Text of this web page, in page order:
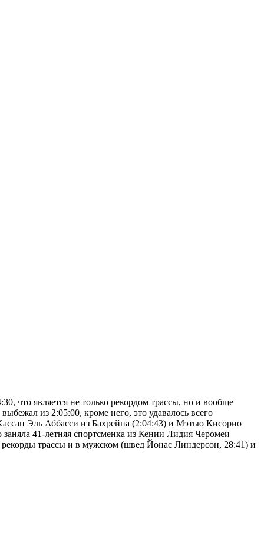
что является не только рекордом трассы, но и вообще
из 2:05:00, кроме него, это удавалось всего
Эль Аббасси из Бахрейна (2:04:43) и Мэтью Кисорио
41-летняя спортсменка из Кении Лидия Черомеи
рекорды трассы и в мужском (швед Йонас Линдерсон, 28:41) и